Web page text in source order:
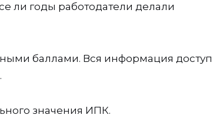
ли годы работодатели делали
баллами. Вся информация
значения ИПК.